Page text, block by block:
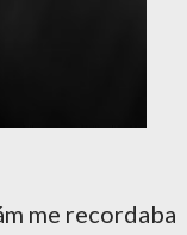
me recordaba